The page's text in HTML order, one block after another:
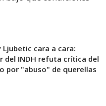
Ljubetic cara a cara:
del INDH refuta crítica del
por "abuso" de querellas